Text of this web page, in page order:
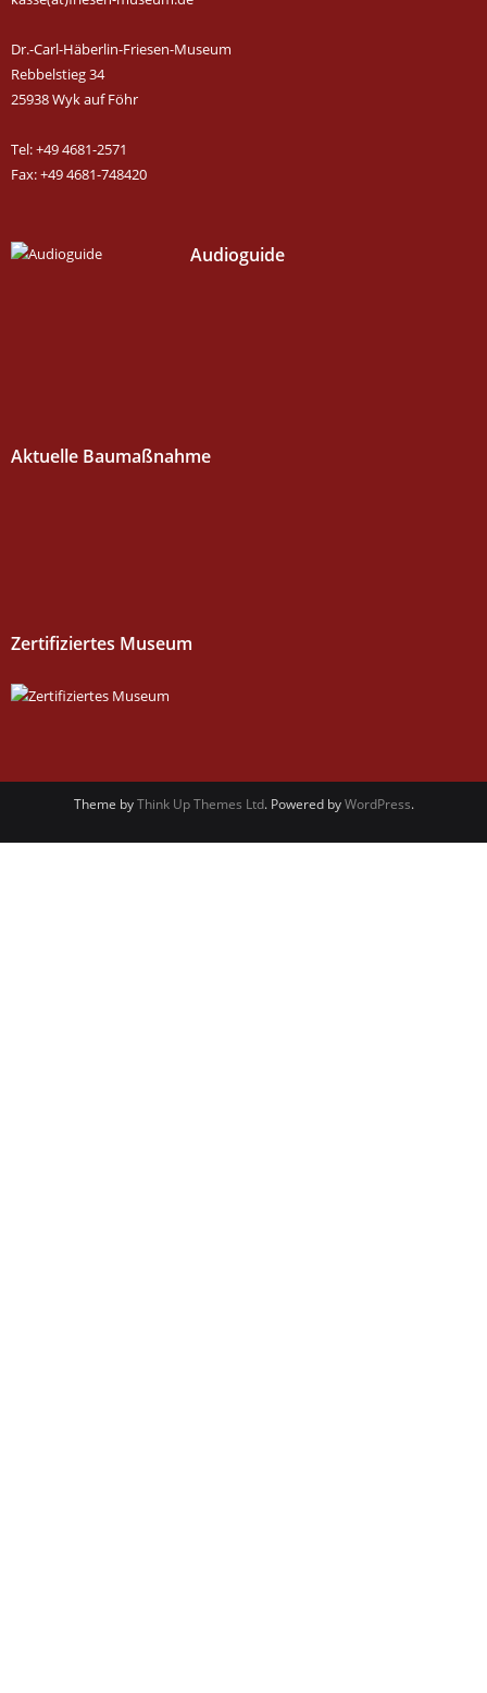
Dr.-Carl-Häberlin-Friesen-Museum
Rebbelstieg 34
25938 Wyk auf Föhr
Tel: +49 4681-2571
Fax: +49 4681-748420
Audioguide
Aktuelle Baumaßnahme
Zertifiziertes Museum
Theme byThink Up Themes Ltd. Powered byWordPress.